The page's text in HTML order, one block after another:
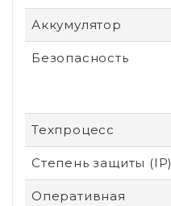
Аккумулятор
Безопасность
Техпроцесс
Степень защиты (IP)
Оперативная